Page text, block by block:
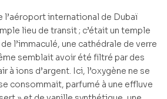
l’aéroport international de Dubaï
lieu de transit ; c’était un temple
l’immaculé, une cathédrale de verre
semblait avoir été filtré par des
à ions d’argent. Ici, l’oxygène ne se
consommait, parfumé à une effluve